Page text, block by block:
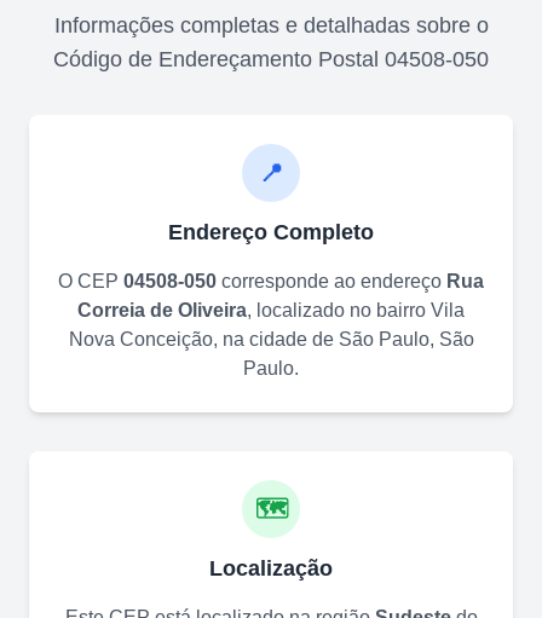
Informações completas e detalhadas sobre o
Código de Endereçamento Postal 04508-050
📍
Endereço Completo
O CEP 04508-050 corresponde ao endereço Rua
Correia de Oliveira, localizado no bairro Vila
Nova Conceição, na cidade de São Paulo, São
Paulo.
🗺️
Localização